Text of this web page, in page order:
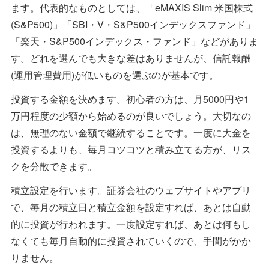
ます。代表的なものとしては、「eMAXIS Slim 米国株式
(S&P500)」「SBI・V・S&P500インデックスファンド」
「楽天・S&P500インデックス・ファンド」などがありま
す。どれを選んでも大きな差はありませんが、信託報酬
(運用管理費用)が低いものを選ぶのが基本です。
投資する金額を決めます。初心者の方は、月5000円や1
万円程度の少額から始めるのが良いでしょう。大切なの
は、無理のない金額で継続することです。一度に大金を
投資するよりも、毎月コツコツと積み立てる方が、リス
クを分散できます。
積立設定を行います。証券会社のウェブサイトやアプリ
で、毎月の積立日と積立金額を設定すれば、あとは自動
的に投資が行われます。一度設定すれば、あとは何もし
なくても毎月自動的に投資されていくので、手間がかか
りません。